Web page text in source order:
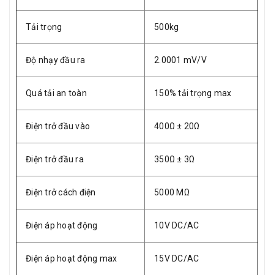
Tải trọng 500kg
Độ nhạy đầu ra 2.0001 mV/V
Quá tải an toàn 150% tải trọng max
Điện trở đầu vào 400Ω ± 20Ω
Điện trở đầu ra 350Ω ± 3Ω
Điện trở cách điện 5000 MΩ
Điện áp hoạt động 10V DC/AC
Điện áp hoạt động max 15V DC/AC